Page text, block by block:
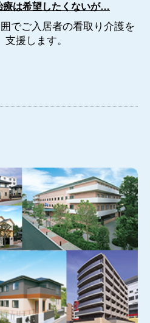
療は希望したくないが…
でご入居者の看取り介護を
支援します。